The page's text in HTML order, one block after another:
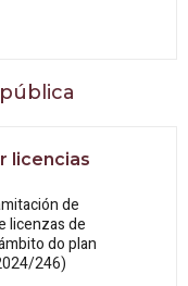
licencias
de
licenzas de
do plan
246)